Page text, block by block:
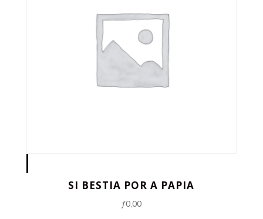
SI BESTIA POR A PAPIA
ƒ0,00